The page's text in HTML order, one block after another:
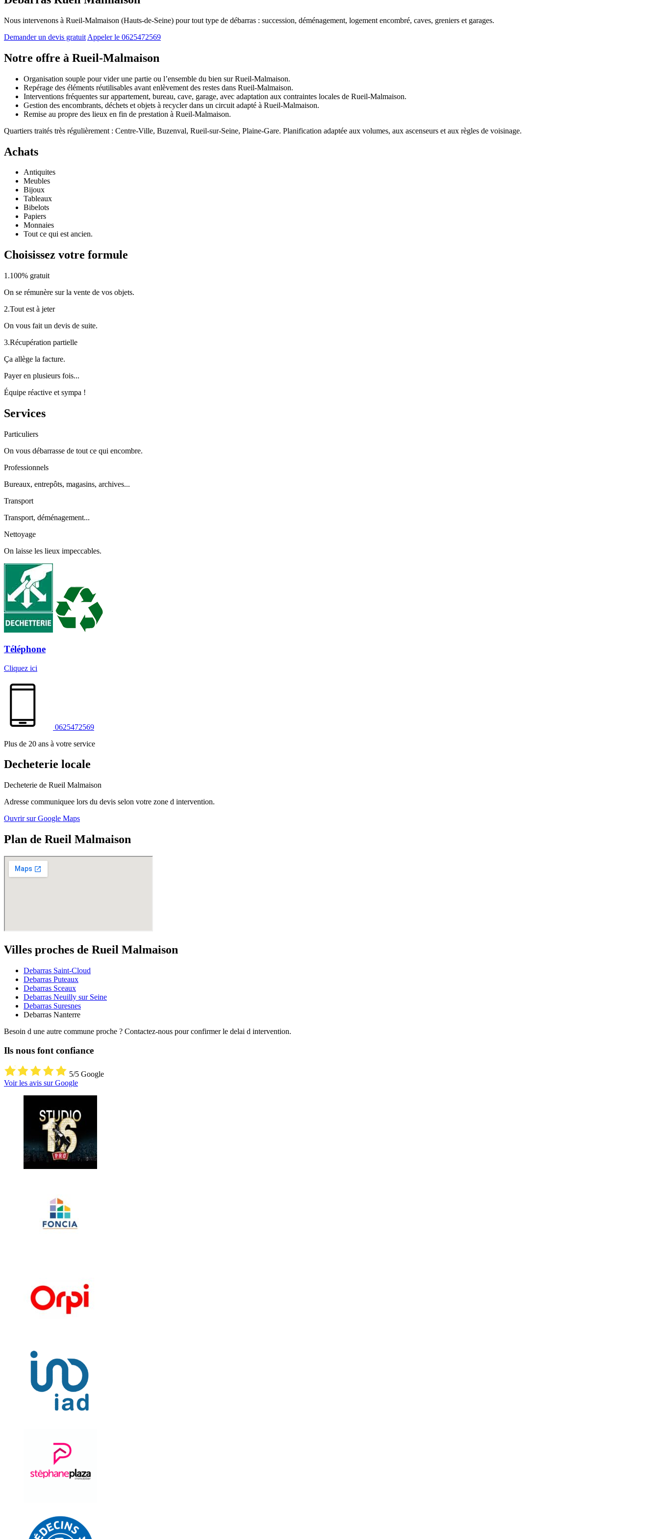
Nous intervenons à Rueil-Malmaison (Hauts-de-Seine) pour tout type de débarras : succession, déménagement, logement encombré, caves, greniers et garages.
Demander un devis gratuit Appeler le 0625472569
Notre offre à Rueil-Malmaison
Organisation souple pour vider une partie ou l’ensemble du bien sur Rueil-Malmaison.
Repérage des éléments réutilisables avant enlèvement des restes dans Rueil-Malmaison.
Interventions fréquentes sur appartement, bureau, cave, garage, avec adaptation aux contraintes locales de Rueil-Malmaison.
Gestion des encombrants, déchets et objets à recycler dans un circuit adapté à Rueil-Malmaison.
Remise au propre des lieux en fin de prestation à Rueil-Malmaison.
Quartiers traités très régulièrement : Centre-Ville, Buzenval, Rueil-sur-Seine, Plaine-Gare. Planification adaptée aux volumes, aux ascenseurs et aux règles de voisinage.
Achats
Antiquites
Meubles
Bijoux
Tableaux
Bibelots
Papiers
Monnaies
Tout ce qui est ancien.
Choisissez votre formule
1.100% gratuit
On se rémunère sur la vente de vos objets.
2.Tout est à jeter
On vous fait un devis de suite.
3.Récupération partielle
Ça allège la facture.
Payer en plusieurs fois...
Équipe réactive et sympa !
Services
Particuliers
On vous débarrasse de tout ce qui encombre.
Professionnels
Bureaux, entrepôts, magasins, archives...
Transport
Transport, déménagement...
Nettoyage
On laisse les lieux impeccables.
Téléphone
Cliquez ici
0625472569
Plus de 20 ans à votre service
Decheterie locale
Decheterie de Rueil Malmaison
Adresse communiquee lors du devis selon votre zone d intervention.
Ouvrir sur Google Maps
Plan de Rueil Malmaison
Villes proches de Rueil Malmaison
Debarras Saint-Cloud
Debarras Puteaux
Debarras Sceaux
Debarras Neuilly sur Seine
Debarras Suresnes
Debarras Nanterre
Besoin d une autre commune proche ? Contactez-nous pour confirmer le delai d intervention.
Ils nous font confiance
5/5 Google
Voir les avis sur Google